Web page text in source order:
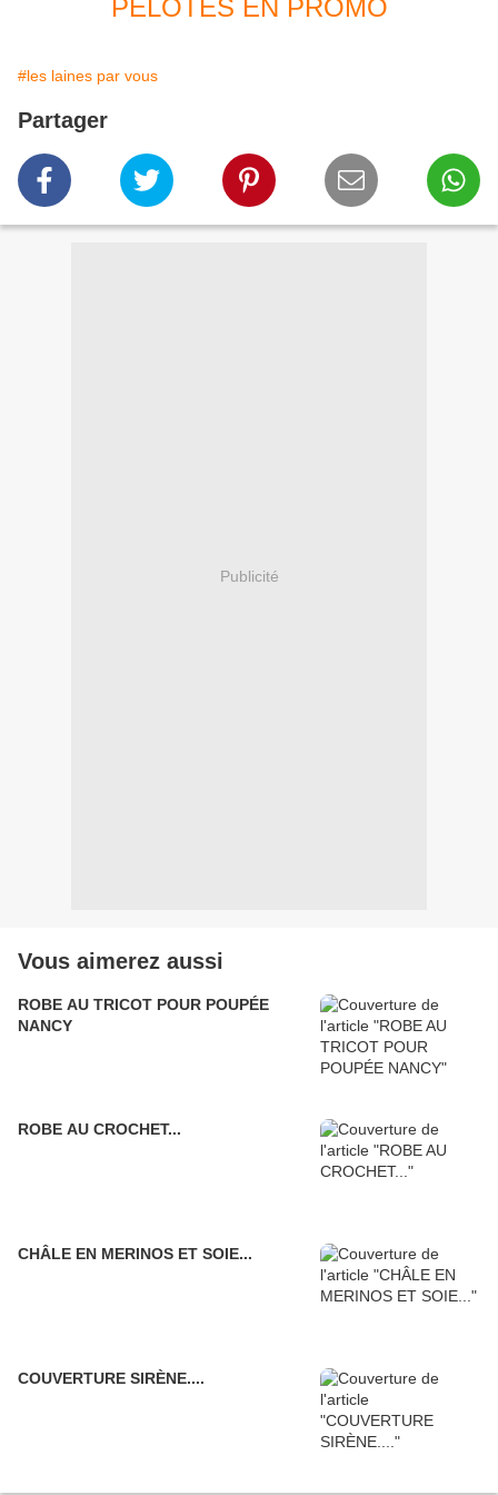
PELOTES EN PROMO
#les laines par vous
Partager
Publicité
Vous aimerez aussi
ROBE AU TRICOT POUR POUPÉE
NANCY
ROBE AU CROCHET...
CHÂLE EN MERINOS ET SOIE...
COUVERTURE SIRÈNE....